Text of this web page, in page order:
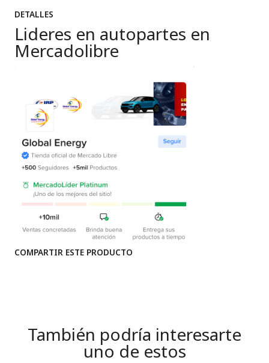
DETALLES
Lideres en autopartes en
Mercadolibre
COMPARTIR ESTE PRODUCTO
También podría interesarte
uno de estos